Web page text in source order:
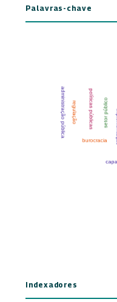
Palavras-chave
Indexadores